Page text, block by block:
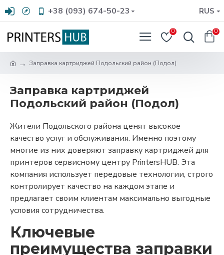
+38 (093) 674-50-23 RUS
0 0
Заправка картриджей Подольский район (Подол)
Заправка картриджей
Подольский район (Подол)
Жители Подольского района ценят высокое
качество услуг и обслуживания. Именно поэтому
многие из них доверяют заправку картриджей для
принтеров сервисному центру PrintersHUB. Эта
компания использует передовые технологии, строго
контролирует качество на каждом этапе и
предлагает своим клиентам максимально выгодные
условия сотрудничества.
Ключевые
преимущества заправки